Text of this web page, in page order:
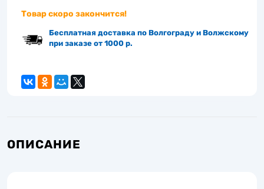
Товар скоро закончится!
Бесплатная доставка по Волгограду и Волжскому
при заказе от 1000 р.
ОПИСАНИЕ